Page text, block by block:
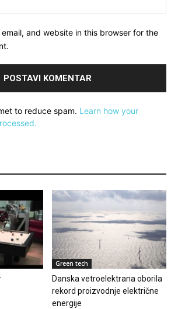
email, and website in this browser for the
to reduce spam. Learn how your
Green tech
Danska vetroelektrana oborila
rekord proizvodnje električne
energije